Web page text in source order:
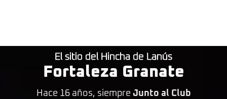
El sitio del Hincha de Lanús
Fortaleza Granate
Hace 16 años, siempre Junto al Club